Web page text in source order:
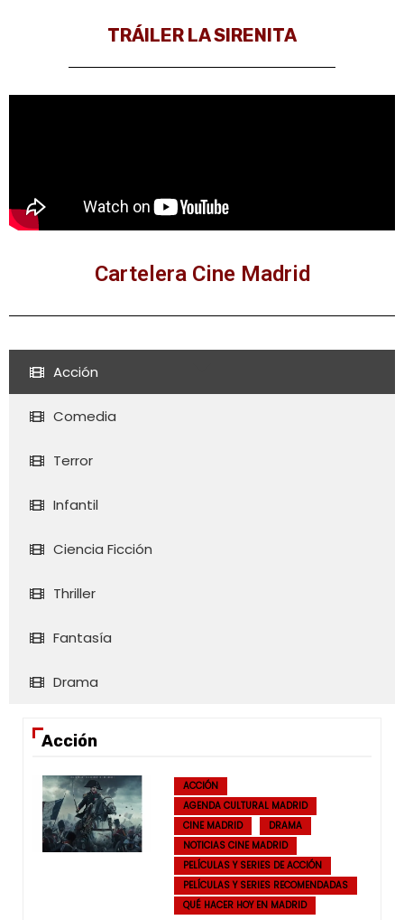
TRÁILER LA SIRENITA
Cartelera Cine Madrid
Acción
Comedia
Terror
Infantil
Ciencia Ficción
Thriller
Fantasía
Drama
Acción
ACCIÓN
AGENDA CULTURAL MADRID
CINE MADRID
DRAMA
NOTICIAS CINE MADRID
PELÍCULAS Y SERIES DE ACCIÓN
PELÍCULAS Y SERIES RECOMENDADAS
QUÉ HACER HOY EN MADRID